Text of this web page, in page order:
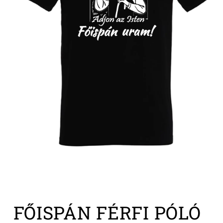
megnyitása
FŐISPÁN FÉRFI PÓLÓ